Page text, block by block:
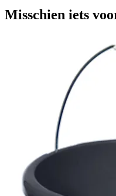
Misschien iets